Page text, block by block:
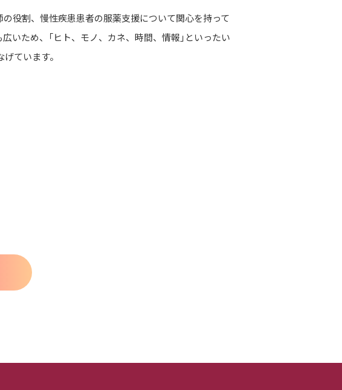
役割、慢性疾患患者の服薬支援について関心を持って
いため、「ヒト、モノ、カネ、時間、情報」といったい
ています。